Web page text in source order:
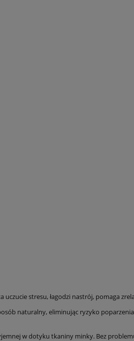
stresu, łagodzi nastrój, pomaga
naturalny, eliminując ryzyko
w dotyku tkaniny minky. Bez